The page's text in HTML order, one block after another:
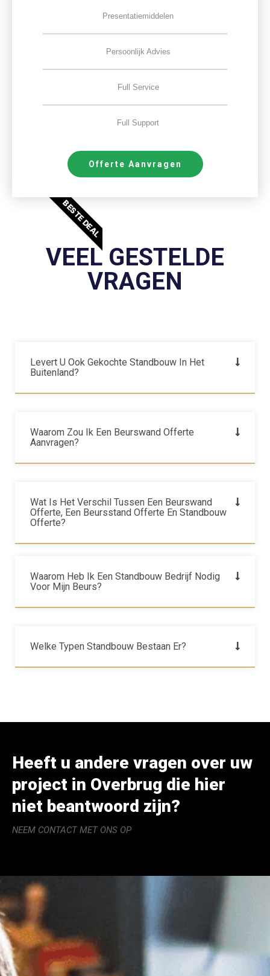
Presentatiemiddelen
Persoonlijk Advies
Full Service
Full Support
Offerte Aanvragen
BESTE DEAL
VEEL GESTELDE
VRAGEN
Levert U Ook Gekochte Standbouw In Het
Buitenland?
Waarom Zou Ik Een Beurswand Offerte
Aanvragen?
Wat Is Het Verschil Tussen Een Beurswand
Offerte, Een Beursstand Offerte En Standbouw
Offerte?
Waarom Heb Ik Een Standbouw Bedrijf Nodig
Voor Mijn Beurs?
Welke Typen Standbouw Bestaan Er?
Heeft u andere vragen over uw
project in Overbrug die hier
niet beantwoord zijn?
NEEM CONTACT MET ONS OP